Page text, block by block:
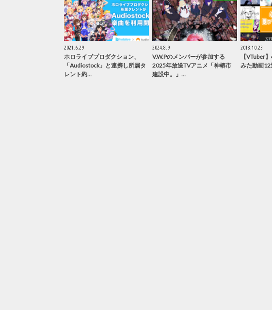
2021.6.29
ホロライブプロダクション、
「Audiostock」と連携し所属タ
レント約…
2024.8.9
V.W.Pのメンバーが参加する
2025年放送TVアニメ「神椿市
建設中。」…
2018.10.23
【VTuber
みた動画12